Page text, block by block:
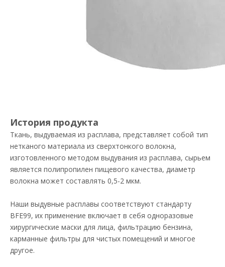
Сырье из расплавленной ткани для карманных фильтрующих материалов
История продукта
Ткань, выдуваемая из расплава, представляет собой тип
нетканого материала из сверхтонкого волокна,
изготовленного методом выдувания из расплава, сырьем
является полипропилен пищевого качества, диаметр
волокна может составлять 0,5-2 мкм.
Наши выдувные расплавы соответствуют стандарту
BFE99, их применение включает в себя одноразовые
хирургические маски для лица, фильтрацию бензина,
карманные фильтры для чистых помещений и многое
другое.